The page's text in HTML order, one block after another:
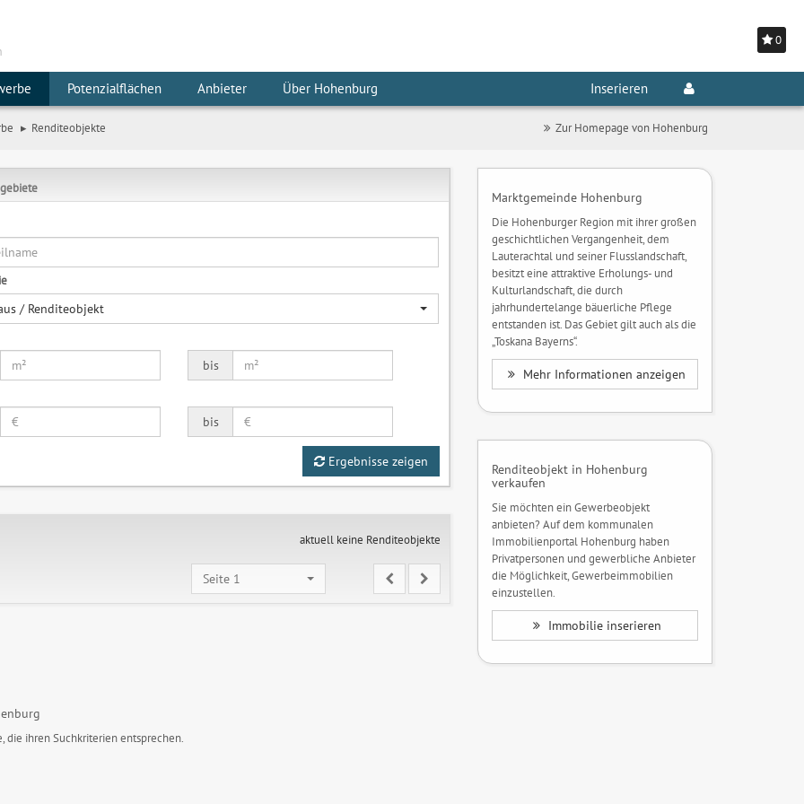
0
Potenzialflächen Anbieter Über Hohenburg Inserieren
Renditeobjekte Zur Homepage von Hohenburg
/ Renditeobjekt
bis
bis
Ergebnisse zeigen
aktuell keine Renditeobjekte
Seite 1
ihren Suchkriterien entsprechen.
Marktgemeinde Hohenburg
Die Hohenburger Region mit ihrer großen
geschichtlichen Vergangenheit, dem
Lauterachtal und seiner Flusslandschaft,
besitzt eine attraktive Erholungs- und
Kulturlandschaft, die durch
jahrhundertelange bäuerliche Pflege
entstanden ist. Das Gebiet gilt auch als die
„Toskana Bayerns“.
Mehr Informationen anzeigen
Renditeobjekt in Hohenburg
verkaufen
Sie möchten ein Gewerbeobjekt
anbieten? Auf dem kommunalen
Immobilienportal Hohenburg haben
Privatpersonen und gewerbliche Anbieter
die Möglichkeit, Gewerbeimmobilien
einzustellen.
Immobilie inserieren